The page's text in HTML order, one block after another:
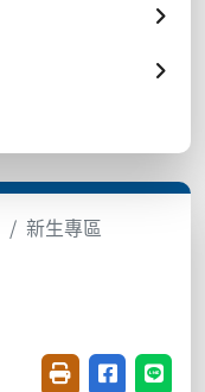
新生專區
友善列印(開新視
分享至臉書
分享